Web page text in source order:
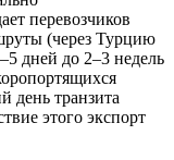
перевозчиков
(через Турцию
дней до 2–3 недель
день транзита
этого экспорт